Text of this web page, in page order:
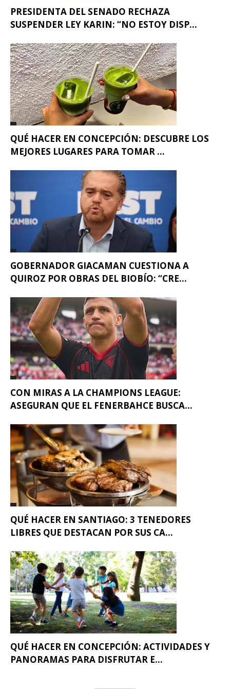
PRESIDENTA DEL SENADO RECHAZA
SUSPENDER LEY KARIN: “NO ESTOY DISP...
QUÉ HACER EN CONCEPCIÓN: DESCUBRE LOS
MEJORES LUGARES PARA TOMAR ...
GOBERNADOR GIACAMAN CUESTIONA A
QUIROZ POR OBRAS DEL BIOBÍO: “CRE...
CON MIRAS A LA CHAMPIONS LEAGUE:
ASEGURAN QUE EL FENERBAHCE BUSCA...
QUÉ HACER EN SANTIAGO: 3 TENEDORES
LIBRES QUE DESTACAN POR SUS CA...
QUÉ HACER EN CONCEPCIÓN: ACTIVIDADES Y
PANORAMAS PARA DISFRUTAR E...